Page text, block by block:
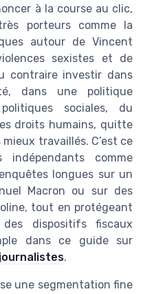
à la course au clic,
porteurs comme la
autour de Vincent
sexistes et de
contraire investir dans
dans une politique
sociales, du
droits humains, quitte
travaillés. C’est ce
comme
longues sur un
Macron ou sur des
tout en protégeant
dispositifs fiscaux
dans ce guide sur
.
une segmentation fine